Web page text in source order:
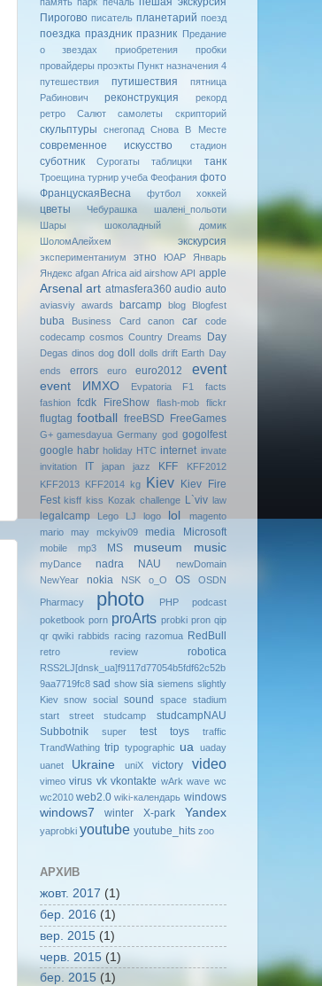
Пирогово писатель планетарий поезд
поездка праздник празник Предание
о звездах
приобретения
пробки
провайдеры проэкты Пункт назначения 4
путешествия
путишествия
пятница
Рабинович
реконструкция
рекорд
ретро
Салют самолеты скрипторий
скульптуры снегопад Снова В Месте
современное искусство стадион
суботник Сурогаты таблицки танк
Троещина турнир учеба Феофания фото
ФранцускаяВесна
футбол хоккей
цветы Чебурашка
шалені_польоти
Шары
шоколадный домик
ШоломАлейхем
экскурсия
экспериментаниум этно ЮАР
Январь
Яндекс afgan Africa aid airshow API apple
Arsenal art atmasfera360 audio auto
aviasviy awards barcamp blog Blogfest
buba Business Card canon car
code
codecamp cosmos Country Dreams Day
Degas dinos dog doll dolls drift Earth Day
ends
errors euro euro2012 event
event ИМХО Evpatoria F1
facts
fashion
fcdk FireShow flash-mob flickr
flugtag football freeBSD FreeGames
G+ gаmesdауuа Germany god gogolfest
google habr holiday HTC internet invate
invitation
IT japan jazz KFF
KFF2012
KFF2013
KFF2014 kg Kiev Kiev Fire
Fest kisff kiss Kozak challenge L`viv law
legalcamp Lego LJ logo lol
magento
mario
may mckyiv09 media Microsoft
mobile mp3 MS museum music
myDance nadra NAU
newDomain
NewYear
nokia NSK o_O OS OSDN
Pharmacy photo PHP
podcast
poketbook porn proArts probki pron qip
qr qwiki rabbids racing razomua RedBull
retro review robotica
RSS2LJ[dnsk_ua]f9117d77054b5fdf62c52b
9aa7719fc8 sad show sia siemens slightly
Kiev snow social sound space
stadium
start
street studcamp
studcampNAU
Subbotnik
super test toys
traffic
TrandWathing trip typographic ua
uaday
uanet
Ukraine uniX victory video
vimeo virus vk vkontakte wArk wave wc
wc2010 web2.0 wiki-календарь windows
windows7 winter X-park Yandex
yaprobki youtube youtube_hits zoo
АРХИВ
жовт. 2017 (1)
бер. 2016 (1)
вер. 2015(1)
черв. 2015(1)
бер. 2015 (1)